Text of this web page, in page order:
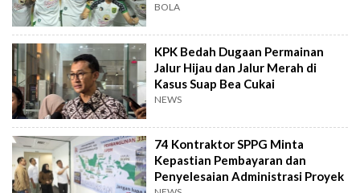
BOLA
KPK Bedah Dugaan Permainan
Jalur Hijau dan Jalur Merah di
Kasus Suap Bea Cukai
NEWS
74 Kontraktor SPPG Minta
Kepastian Pembayaran dan
Penyelesaian Administrasi Proyek